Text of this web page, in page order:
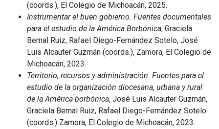
(coords.), El Colegio de Michoacán, 2025.
Instrumentar el buen gobierno. Fuentes documentales
para el estudio de la América Borbónica, Graciela
Bernal Ruiz, Rafael Diego-Fernández Sotelo, José
Luis Alcauter Guzmán (coords.), Zamora, El Colegio de
Michoacán, 2023.
Territorio, recursos y administración. Fuentes para el
estudio de la organización diocesana, urbana y rural
de la América borbónica, José Luis Alcauter Guzmán,
Graciela Bernal Ruiz, Rafael Diego-Fernández Sotelo
(coords.) Zamora, El Colegio de Michoacán, 2023.